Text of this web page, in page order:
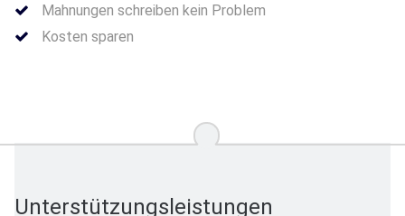
Mahnungen schreiben kein Problem
Kosten sparen
Unterstützungsleistungen